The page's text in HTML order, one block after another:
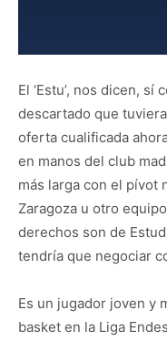
El ‘Estu’, nos dicen,
descartado que
oferta cualificada
en manos del club
más larga con el pívot
Zaragoza u otro
derechos son de
tendría que negociar
Es un jugador joven y
basket en la Liga